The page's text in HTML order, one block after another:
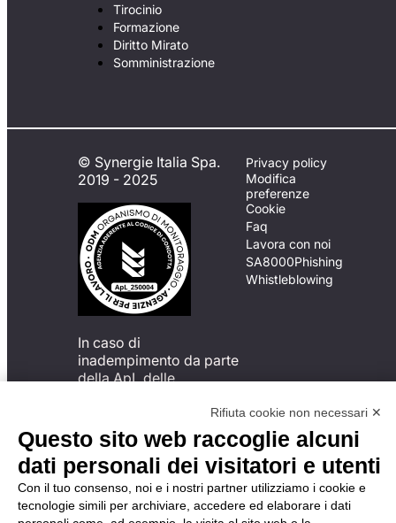
Tirocinio
Formazione
Diritto Mirato
Somministrazione
© Synergie Italia Spa.
2019 - 2025
In caso di
inadempimento da parte
della ApL delle
del Codice di Condotta, è
possibile presentare un
reclamo
all’Organismo di
Monitoraggio utilizzando
una delle modalità
descritte al seguente
Privacy policy
Modifica
preferenze
Cookie
Faq
Lavora con noi
SA8000Phishing
Whistleblowing
Rifiuta cookie non necessari ✕
Questo sito web raccoglie alcuni
dati personali dei visitatori e utenti
Con il tuo consenso, noi e i nostri partner utilizziamo i cookie e
tecnologie simili per archiviare, accedere ed elaborare i dati